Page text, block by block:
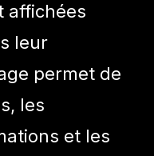
affichées
leur
permet de
les
et les